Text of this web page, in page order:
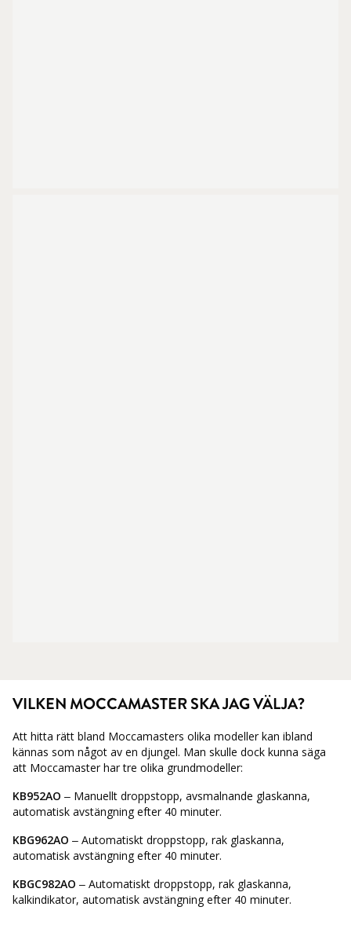
VILKEN MOCCAMASTER SKA JAG VÄLJA?
Att hitta rätt bland Moccamasters olika modeller kan ibland
kännas som något av en djungel. Man skulle dock kunna säga
att Moccamaster har tre olika grundmodeller:
KB952AO – Manuellt droppstopp, avsmalnande glaskanna,
automatisk avstängning efter 40 minuter.
KBG962AO – Automatiskt droppstopp, rak glaskanna,
automatisk avstängning efter 40 minuter.
KBGC982AO – Automatiskt droppstopp, rak glaskanna,
kalkindikator, automatisk avstängning efter 40 minuter.